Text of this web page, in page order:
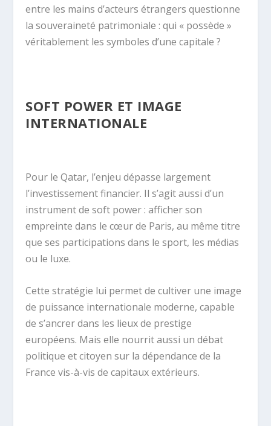
entre les mains d’acteurs étrangers questionne
la souveraineté patrimoniale : qui « possède »
véritablement les symboles d’une capitale ?
SOFT POWER ET IMAGE
INTERNATIONALE
Pour le Qatar, l’enjeu dépasse largement
l’investissement financier. Il s’agit aussi d’un
instrument de soft power : afficher son
empreinte dans le cœur de Paris, au même titre
que ses participations dans le sport, les médias
ou le luxe.
Cette stratégie lui permet de cultiver une image
de puissance internationale moderne, capable
de s’ancrer dans les lieux de prestige
européens. Mais elle nourrit aussi un débat
politique et citoyen sur la dépendance de la
France vis-à-vis de capitaux extérieurs.